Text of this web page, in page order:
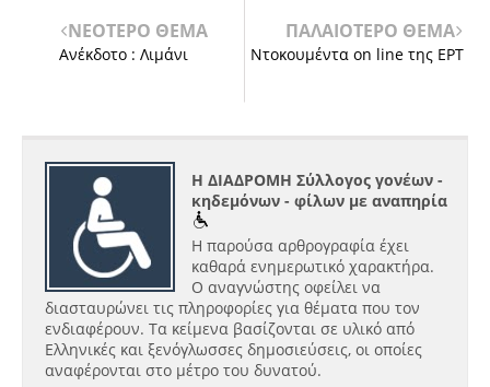
ΝΕΟΤΕΡΟ ΘΕΜΑ
Ανέκδοτο : Λιμάνι
ΠΑΛΑΙΟΤΕΡΟ ΘΕΜΑ
Ντοκουμέντα on line της ΕΡΤ
Η ΔΙΑΔΡΟΜΗ Σύλλογος γονέων -
κηδεμόνων - φίλων με αναπηρία
Η παρούσα αρθρογραφία έχει
καθαρά ενημερωτικό χαρακτήρα.
Ο αναγνώστης οφείλει να
διασταυρώνει τις πληροφορίες για θέματα που τον
ενδιαφέρουν. Τα κείμενα βασίζονται σε υλικό από
Ελληνικές και ξενόγλωσσες δημοσιεύσεις, οι οποίες
αναφέρονται στο μέτρο του δυνατού.